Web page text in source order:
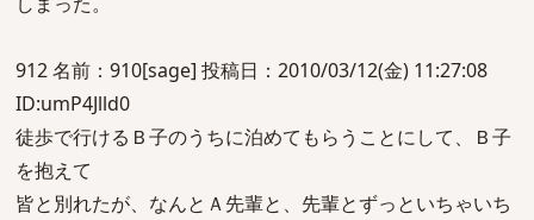
912 名前：910[sage] 投稿日：2010/03/12(金) 11:27:08
ID:umP4Jlld0
徒歩で行けるＢ子のうちに泊めてもらうことにして、Ｂ子
を抱えて
皆と別れたが、なんとＡ先輩と、先輩とずっといちゃいち